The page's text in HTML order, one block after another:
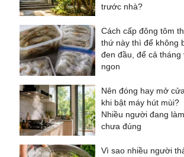
trước nhà?
Cách cấp đông tôm
thứ này thì để không
đen đầu, để cả tháng
ngon
Nên đóng hay mở cửa
khi bật máy hút mùi?
Nhiều người đang làm
chưa đúng
Vì sao nhiều người